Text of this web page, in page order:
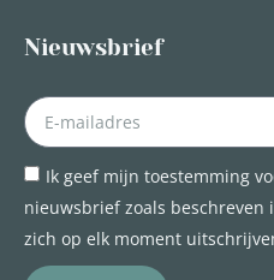
Nieuwsbrief
Ik geef mijn toestemming
nieuwsbrief zoals beschreven
zich op elk moment